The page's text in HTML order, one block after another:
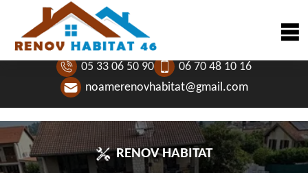
05 33 06 50 90
06 70 48 10 16
noamerenovhabitat@gmail.com
RENOV HABITAT